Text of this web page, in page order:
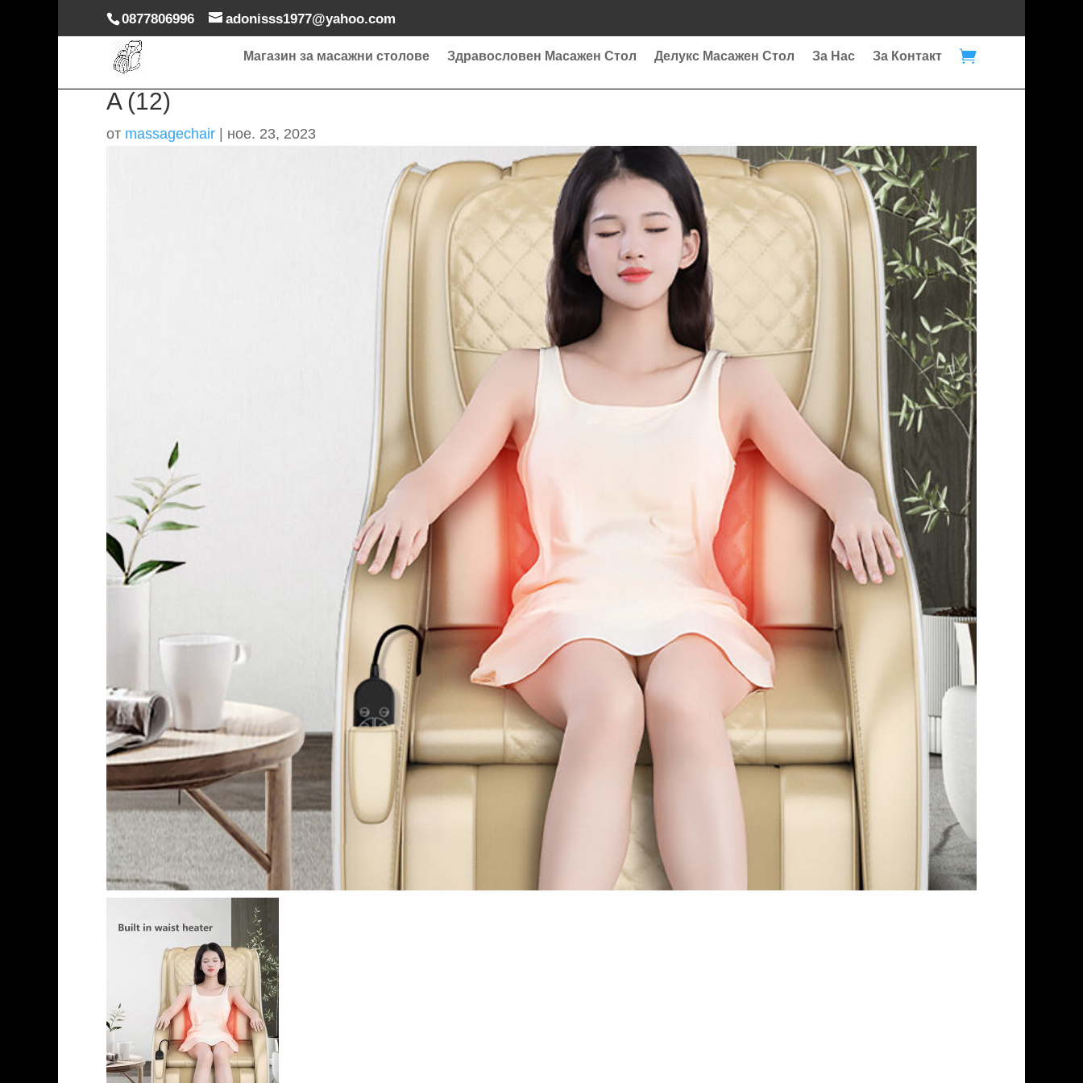
0877806996 adonisss1977@yahoo.com
Магазин за масажни столове Здравословен Масажен Стол Делукс Масажен Стол За Нас За Контакт 
A (12)
от massagechair ное. 23, 2023